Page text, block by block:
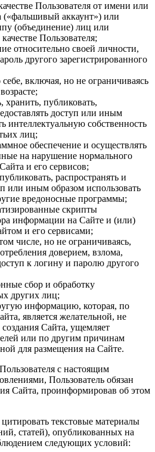
Пользователя от имени или
(«фальшивый аккаунт») или
(объединение) лиц или
Пользователя;
относительно своей личности,
другого зарегистрированного
включая, но не ограничиваясь
хранить, публиковать,
доступ или иным
интеллектуальную собственность
лиц;
обеспечение и осуществлять
на нарушение нормального
и его сервисов;
распространять и
или иным образом использовать
вредоносные программы;
скрипты
информации на Сайте и (или)
и его сервисами;
числе, но не ограничиваясь,
доверием, взлома,
к логину и паролю другого
сбор и обработку
других лиц;
информацию, которая, по
является желательной, не
создания Сайта, ущемляет
или по другим причинам
для размещения на Сайте.
с настоящим
Пользователь обязан
Сайта, проинформировав об этом
текстовые материалы
статей), опубликованных на
следующих условий: